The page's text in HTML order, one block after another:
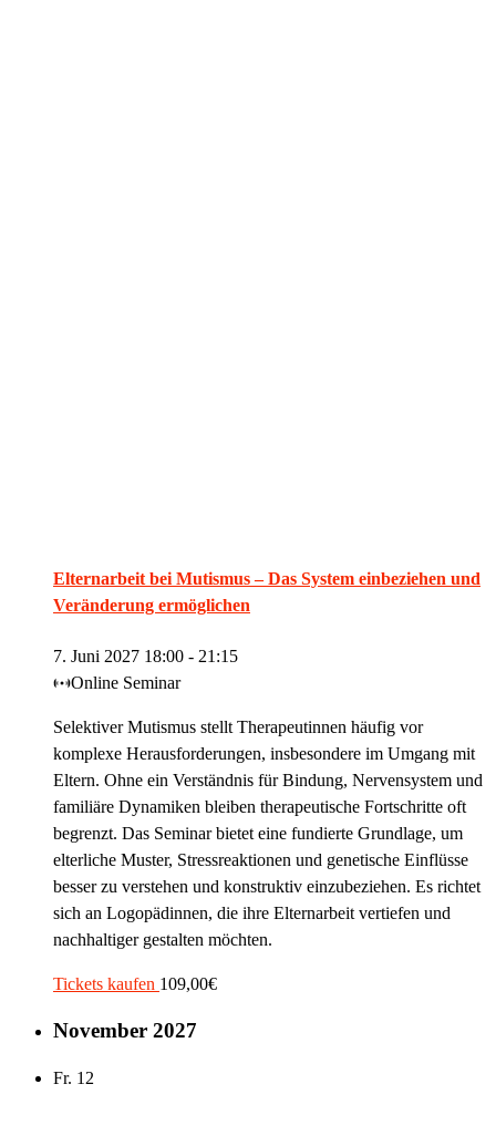
Elternarbeit bei Mutismus – Das System einbeziehen und
Veränderung ermöglichen
7. Juni 2027 18:00 - 21:15
Online Seminar
Selektiver Mutismus stellt Therapeutinnen häufig vor
komplexe Herausforderungen, insbesondere im Umgang mit
Eltern. Ohne ein Verständnis für Bindung, Nervensystem und
familiäre Dynamiken bleiben therapeutische Fortschritte oft
begrenzt. Das Seminar bietet eine fundierte Grundlage, um
elterliche Muster, Stressreaktionen und genetische Einflüsse
besser zu verstehen und konstruktiv einzubeziehen. Es richtet
sich an Logopädinnen, die ihre Elternarbeit vertiefen und
nachhaltiger gestalten möchten.
Tickets kaufen 109,00€
November 2027
Fr. 12